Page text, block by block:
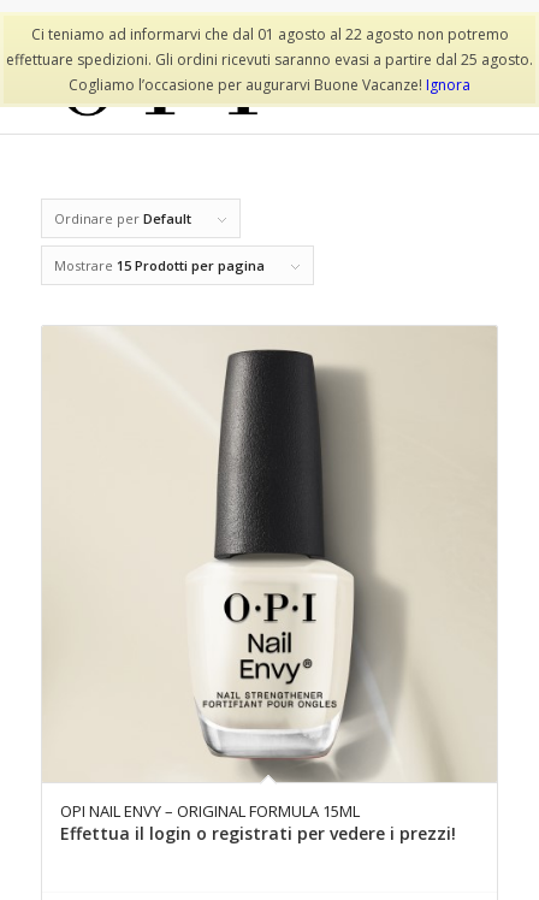
Lista dei desideri Il mio account
Ordinare per Default
Mostrare 15 Prodotti per pagina
OPI NAIL ENVY – ORIGINAL FORMULA 15ML
Effettua il login o registrati per vedere i prezzi!
Ci teniamo ad informarvi che dal 01 agosto al 22 agosto non potremo
effettuare spedizioni. Gli ordini ricevuti saranno evasi a partire dal 25 agosto.
Cogliamo l’occasione per augurarvi Buone Vacanze! Ignora